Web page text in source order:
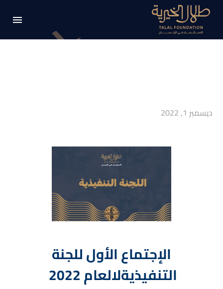
ديسمبر 1, 2022
الإجتماع الأول للجنة
التنفيذيةلالعام 2022